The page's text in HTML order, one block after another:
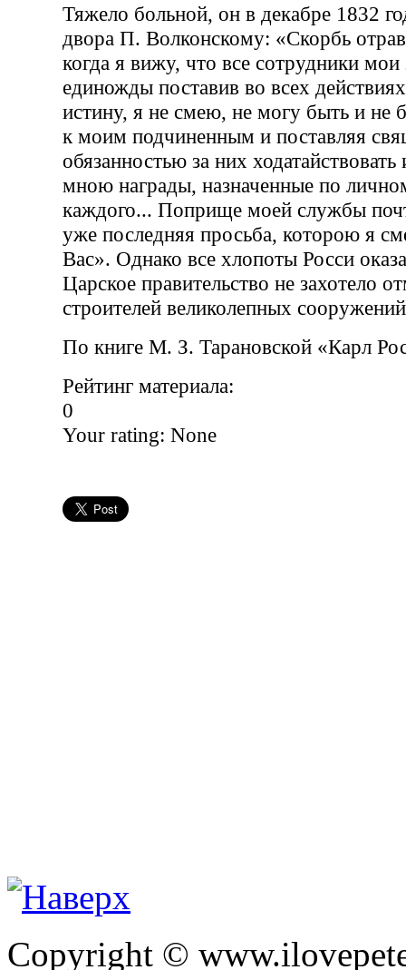
Тяжело больной, он в декабре 1832
двора П. Волконскому: «Скорбь
когда я вижу, что все сотрудники
единожды поставив во всех
истину, я не смею, не могу быть и не
к моим подчиненным и поставляя
обязанностью за них
мною награды, назначенные по
каждого... Поприще моей службы
уже последняя просьба, которою я
Вас». Однако все хлопоты Росси
Царское правительство не захотело
строителей великолепных
По книге М. З. Тарановской «Карл
Рейтинг материала:
0
Your rating: None
Copyright ©